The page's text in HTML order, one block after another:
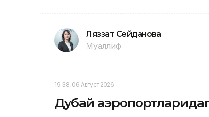
Ляззат Сейданова
Муаллиф
19:38, 06 Август 2026
Дубай